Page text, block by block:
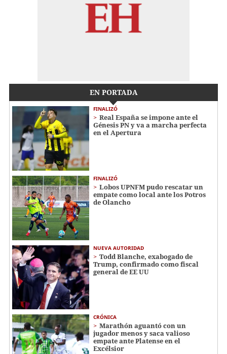
EN PORTADA
FINALIZÓ
Real España se impone ante el
Génesis PN y va a marcha perfecta
en el Apertura
FINALIZÓ
Lobos UPNFM pudo rescatar un
empate como local ante los Potros
de Olancho
NUEVA AUTORIDAD
Todd Blanche, exabogado de
Trump, confirmado como fiscal
general de EE UU
CRÓNICA
Marathón aguantó con un
jugador menos y saca valioso
empate ante Platense en el
Excélsior